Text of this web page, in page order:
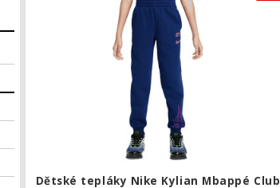
Dětské tepláky Nike Kylian Mbappé Club